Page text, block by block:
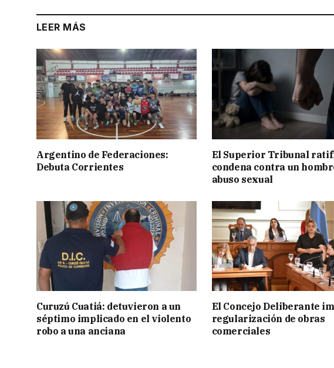
LEER MÁS
Argentino de Federaciones:
Debuta Corrientes
El Superior Tribunal
condena contra un
abuso sexual
Curuzú Cuatiá: detuvieron a un
séptimo implicado en el violento
robo a una anciana
El Concejo Deliberante
regularización de obras
comerciales